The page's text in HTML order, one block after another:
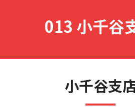
013 小千谷
小千谷支